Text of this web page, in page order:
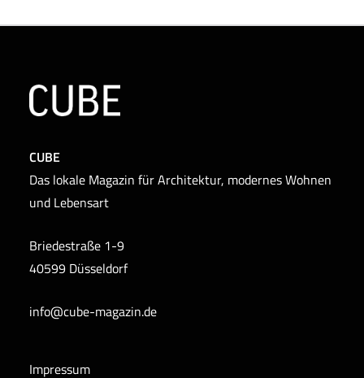
CUBE
Das lokale Magazin für Architektur, modernes Wohnen
und Lebensart
Briedestraße 1-9
40599 Düsseldorf
info@cube-magazin.de
Impressum